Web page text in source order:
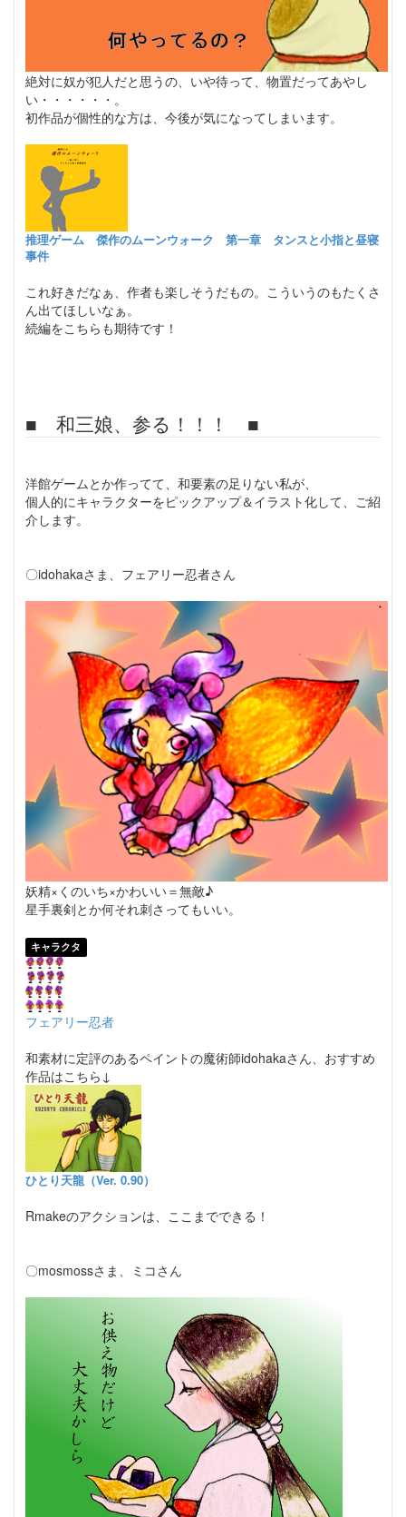
絶対に奴が犯人だと思うの、いや待って、物置だってあやし
い・・・・・・。
初作品が個性的な方は、今後が気になってしまいます。
推理ゲーム 傑作のムーンウォーク 第一章 タンスと小指と昼寝
事件
これ好きだなぁ、作者も楽しそうだもの。こういうのもたくさ
ん出てほしいなぁ。
続編をこちらも期待です！
■ 和三娘、参る！！！ ■
洋館ゲームとか作ってて、和要素の足りない私が、
個人的にキャラクターをピックアップ＆イラスト化して、ご紹
介します。
〇idohakaさま、フェアリー忍者さん
妖精×くのいち×かわいい＝無敵♪
星手裏剣とか何それ刺さってもいい。
キャラクタ
フェアリー忍者
和素材に定評のあるペイントの魔術師idohakaさん、おすすめ
作品はこちら↓
ひとり天龍（Ver. 0.90）
Rmakeのアクションは、ここまでできる！
〇mosmossさま、ミコさん